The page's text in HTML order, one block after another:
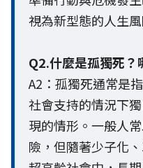
視為新型態的人生風
Q2.什麼是孤獨死？
A2：孤獨死通常是
社會支持的情況下
現的情形。一般人
險，但隨著少子化